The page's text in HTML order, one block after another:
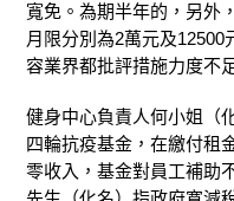
寬免。為期半年的，另外
月限分別為2萬元及
容業界都批評措施力度不
健身中心負責人何小姐（
四輪抗疫基金，在繳付租
零收入，基金對員工補助